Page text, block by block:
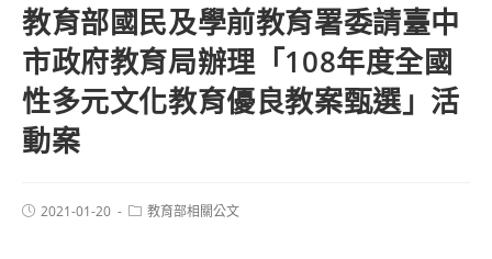
教育部國民及學前教育署委請臺中
市政府教育局辦理「108年度全國
性多元文化教育優良教案甄選」活
動案
2021-01-20 教育部相關公文